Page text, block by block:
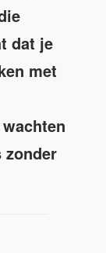
dat je
met
zonder